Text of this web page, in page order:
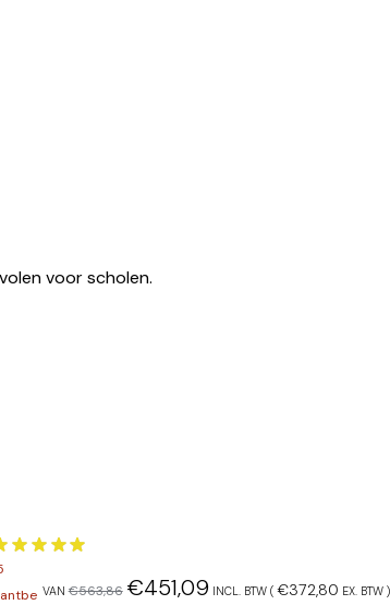
voor scholen.
VAN€563,86 €451,09INCL. BTW ( €372,80 EX. BTW )